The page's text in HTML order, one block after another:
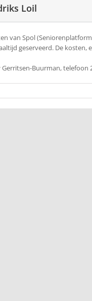
Loil
van Spol
geserveerd. De kosten,
Buurman, telefoon